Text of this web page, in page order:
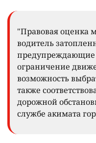
"Правовая оценка
водитель
предупреждающие
ограничение
возможность
также
дорожной
службе акимата